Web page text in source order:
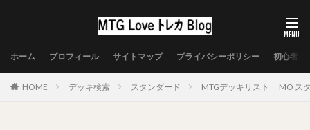
ホーム プロフィール サイトマップ プライバシーポリシー 初心者向
HOME デッキ検索 スタンダード MTGデッキリスト MO ス